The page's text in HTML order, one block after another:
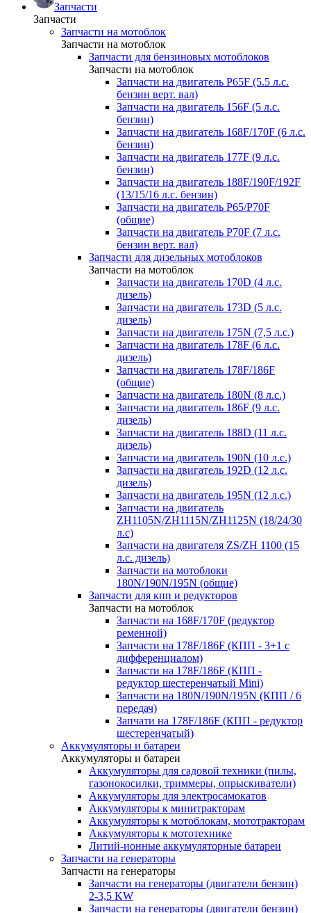
Запчасти
Запчасти
Запчасти на мотоблок
Запчасти на мотоблок
Запчасти для бензиновых мотоблоков
Запчасти на мотоблок
Запчасти на двигатель P65F (5.5 л.с.
бензин верт. вал)
Запчасти на двигатель 156F (5 л.с.
бензин)
Запчасти на двигатель 168F/170F (6 л.с.
бензин)
Запчасти на двигатель 177F (9 л.с.
бензин)
Запчасти на двигатель 188F/190F/192F
(13/15/16 л.с. бензин)
Запчасти на двигатель P65/P70F
(общие)
Запчасти на двигатель P70F (7 л.с.
бензин верт. вал)
Запчасти для дизельных мотоблоков
Запчасти на мотоблок
Запчасти на двигатель 170D (4 л.с.
дизель)
Запчасти на двигатель 173D (5 л.с.
дизель)
Запчасти на двигатель 175N (7,5 л.с.)
Запчасти на двигатель 178F (6 л.с.
дизель)
Запчасти на двигатель 178F/186F
(общие)
Запчасти на двигатель 180N (8 л.с.)
Запчасти на двигатель 186F (9 л.с.
дизель)
Запчасти на двигатель 188D (11 л.с.
дизель)
Запчасти на двигатель 190N (10 л.с.)
Запчасти на двигатель 192D (12 л.с.
дизель)
Запчасти на двигатель 195N (12 л.с.)
Запчасти на двигатель
ZH1105N/ZH1115N/ZH1125N (18/24/30
л.с)
Запчасти на двигателя ZS/ZH 1100 (15
л.с. дизель)
Запчасти на мотоблоки
180N/190N/195N (общие)
Запчасти для кпп и редукторов
Запчасти на мотоблок
Запчасти на 168F/170F (редуктор
ременной)
Запчасти на 178F/186F (КПП - 3+1 с
дифференциалом)
Запчасти на 178F/186F (КПП -
редуктор шестеренчатый Mini)
Запчасти на 180N/190N/195N (КПП / 6
передач)
Запчати на 178F/186F (КПП - редуктор
шестеренчатый)
Аккумуляторы и батареи
Аккумуляторы и батареи
Аккумуляторы для садовой техники (пилы,
газонокосилки, триммеры, опрыскиватели)
Аккумуляторы для электросамокатов
Аккумуляторы к минитракторам
Аккумуляторы к мотоблокам, мототракторам
Аккумуляторы к мототехнике
Литий-ионные аккумуляторные батареи
Запчасти на генераторы
Запчасти на генераторы
Запчасти на генераторы (двигатели бензин)
2-3,5 KW
Запчасти на генераторы (двигатели бензин)